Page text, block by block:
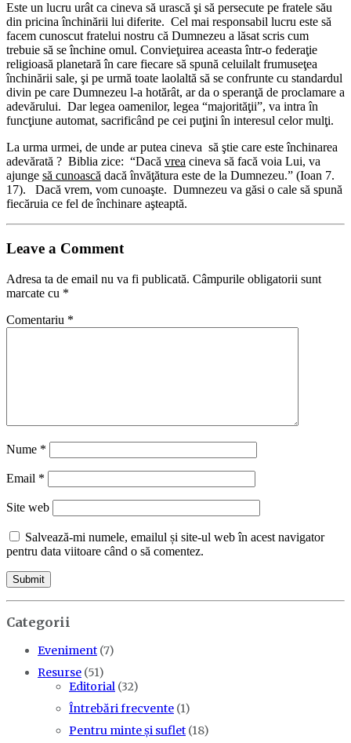
Este un lucru urât ca cineva să urască şi să persecute pe fratele său
din pricina închinării lui diferite. Cel mai responsabil lucru este să
facem cunoscut fratelui nostru că Dumnezeu a lăsat scris cum
trebuie să se închine omul. Convieţuirea aceasta într-o federaţie
religioasă planetară în care fiecare să spună celuilalt frumuseţea
închinării sale, şi pe urmă toate laolaltă să se confrunte cu standardul
divin pe care Dumnezeu l-a hotărât, ar da o speranţă de proclamare a
adevărului. Dar legea oamenilor, legea “majorităţii”, va intra în
funcţiune automat, sacrificând pe cei puţini în interesul celor mulţi.
La urma urmei, de unde ar putea cineva să ştie care este închinarea
adevărată ? Biblia zice: “Dacă vrea cineva să facă voia Lui, va
ajunge să cunoască dacă învăţătura este de la Dumnezeu.” (Ioan 7.
17). Dacă vrem, vom cunoaşte. Dumnezeu va găsi o cale să spună
fiecăruia ce fel de închinare aşteaptă.
Leave a Comment
Adresa ta de email nu va fi publicată. Câmpurile obligatorii sunt
marcate cu *
Comentariu *
Nume *
Email *
Site web
Salvează-mi numele, emailul și site-ul web în acest navigator
pentru data viitoare când o să comentez.
Categorii
Eveniment (7)
Resurse (51)
Editorial (32)
Întrebări frecvente (1)
Pentru minte și suflet (18)